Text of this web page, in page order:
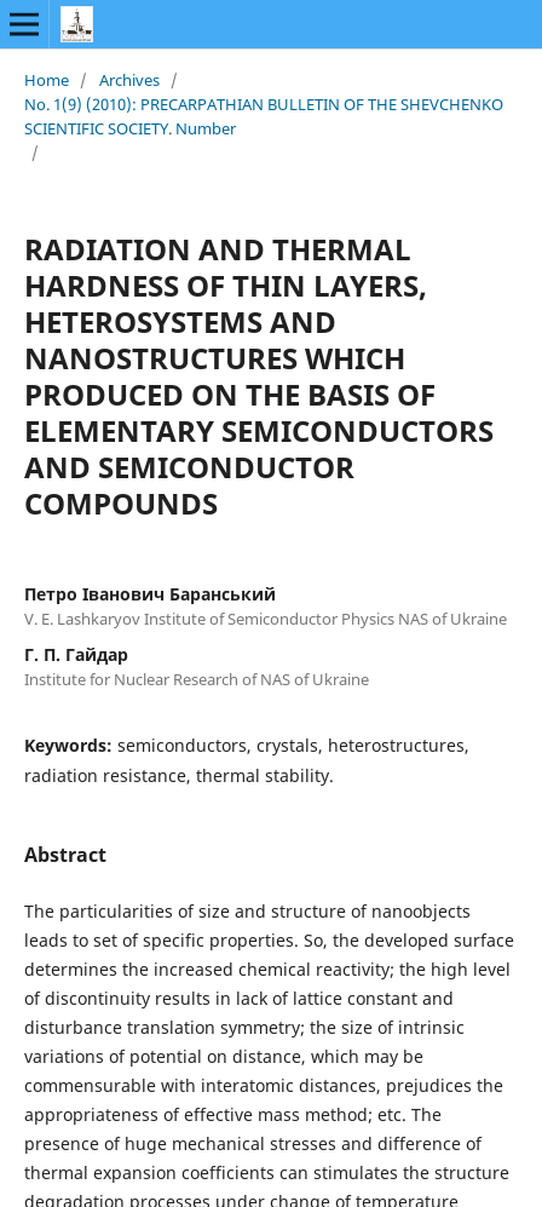
Home / Archives /
No. 1(9) (2010): PRECARPATHIAN BULLETIN OF THE SHEVCHENKO
SCIENTIFIC SOCIETY. Number
/
RADIATION AND THERMAL
HARDNESS OF THIN LAYERS,
HETEROSYSTEMS AND
NANOSTRUCTURES WHICH
PRODUCED ON THE BASIS OF
ELEMENTARY SEMICONDUCTORS
AND SEMICONDUCTOR
COMPOUNDS
Петро Іванович Баранський
V. E. Lashkaryov Institute of Semiconductor Physics NAS of Ukraine
Г. П. Гайдар
Institute for Nuclear Research of NAS of Ukraine
Keywords: semiconductors, crystals, heterostructures,
radiation resistance, thermal stability.
Abstract
The particularities of size and structure of nanoobjects
leads to set of specific properties. So, the developed surface
determines the increased chemical reactivity; the high level
of discontinuity results in lack of lattice constant and
disturbance translation symmetry; the size of intrinsic
variations of potential on distance, which may be
commensurable with interatomic distances, prejudices the
appropriateness of effective mass method; etc. The
presence of huge mechanical stresses and difference of
thermal expansion coefficients can stimulates the structure
degradation processes under change of temperature